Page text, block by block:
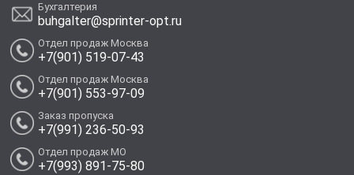
Бухгалтерия
buhgalter@sprinter-opt.ru
Отдел продаж Москва
+7(901) 519-07-43
Отдел продаж Москва
+7(901) 553-97-09
Заказ пропуска
+7(991) 236-50-93
Отдел продаж МО
+7(993) 891-75-80